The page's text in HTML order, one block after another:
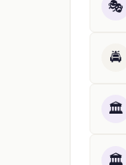
🎭
🚔
🏛️
🏛️